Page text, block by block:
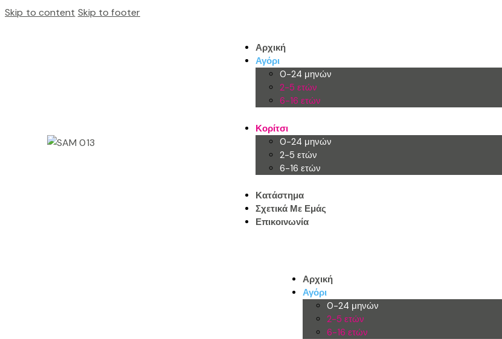
Skip to content Skip to footer
Αρχική
Αγόρι
0-24 μηνών
2-5 ετών
6-16 ετών
Κορίτσι
0-24 μηνών
2-5 ετών
6-16 ετών
Κατάστημα
Σχετικά Με Εμάς
Επικοινωνία
Αρχική
Αγόρι
0-24 μηνών
2-5 ετών
6-16 ετών